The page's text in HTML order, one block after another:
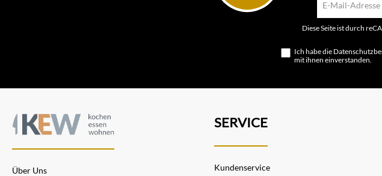
Diese Seite ist durch
Ich habe die
mit ihnen einverstanden.
Über Uns
SERVICE
Kundenservice